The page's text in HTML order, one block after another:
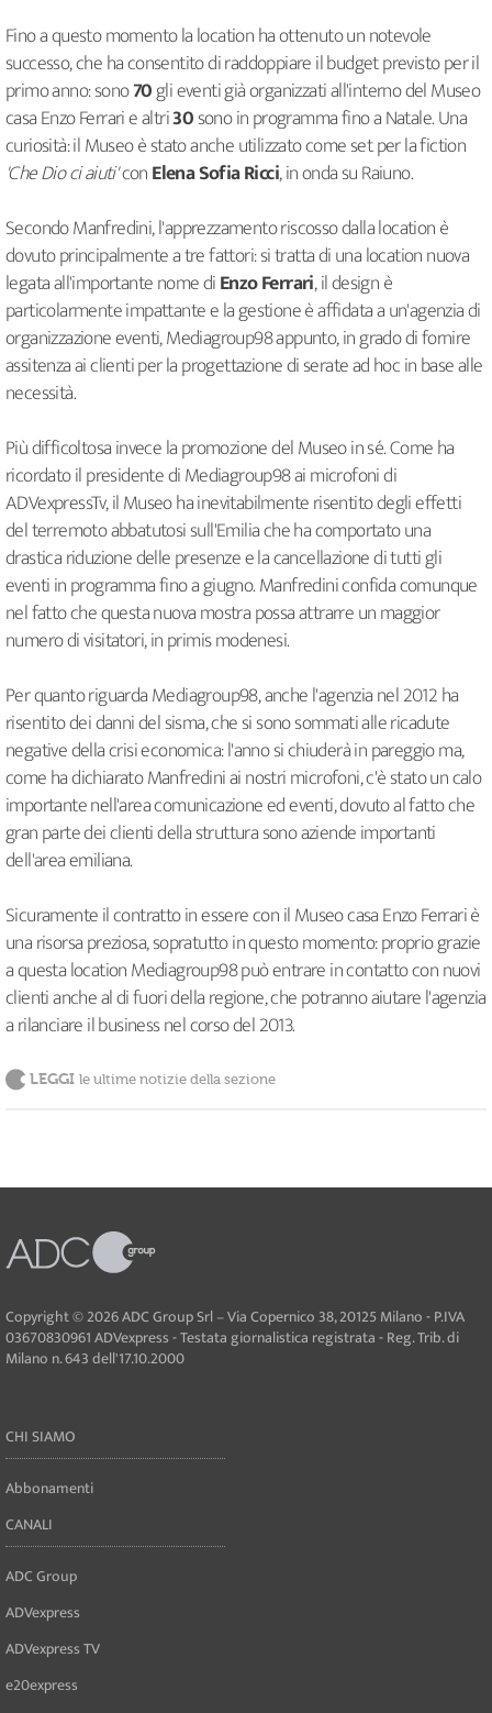
Fino a questo momento la location ha ottenuto un notevole
successo, che ha consentito di raddoppiare il budget previsto per il
primo anno: sono70gli eventi già organizzati all'interno del Museo
casa Enzo Ferrari e altri30sono in programma fino a Natale. Una
curiosità: il Museo è stato anche utilizzato come set per la fiction
'Che Dio ci aiuti'conElena Sofia Ricci, in onda su Raiuno.
Secondo Manfredini, l'apprezzamento riscosso dalla location è
dovuto principalmente a tre fattori: si tratta di una location nuova
legata all'importante nome diEnzo Ferrari, il design è
particolarmente impattante e la gestione è affidata a un'agenzia di
organizzazione eventi, Mediagroup98 appunto, in grado di fornire
assitenza ai clienti per la progettazione di serate ad hoc in base alle
necessità.
Più difficoltosa invece la promozione del Museo in sé. Come ha
ricordato il presidente di Mediagroup98 ai microfoni di
ADVexpressTv, il Museo ha inevitabilmente risentito degli effetti
del terremoto abbatutosi sull'Emilia che ha comportato una
drastica riduzione delle presenze e la cancellazione di tutti gli
eventi in programma fino a giugno. Manfredini confida comunque
nel fatto che questa nuova mostra possa attrarre un maggior
numero di visitatori, in primis modenesi.
Per quanto riguarda Mediagroup98, anche l'agenzia nel 2012 ha
risentito dei danni del sisma, che si sono sommati alle ricadute
negative della crisi economica: l'anno si chiuderà in pareggio ma,
come ha dichiarato Manfredini ai nostri microfoni, c'è stato un calo
importante nell'area comunicazione ed eventi, dovuto al fatto che
gran parte dei clienti della struttura sono aziende importanti
dell'area emiliana.
Sicuramente il contratto in essere con il Museo casa Enzo Ferrari è
una risorsa preziosa, sopratutto in questo momento: proprio grazie
a questa location Mediagroup98 può entrare in contatto con nuovi
clienti anche al di fuori della regione, che potranno aiutare l'agenzia
a rilanciare il business nel corso del 2013.
LEGGI le ultime notizie della sezione
Copyright © 2026 ADC Group Srl – Via Copernico 38, 20125 Milano - P.IVA
03670830961 ADVexpress - Testata giornalistica registrata - Reg. Trib. di
Milano n. 643 dell'17.10.2000
CHI SIAMO
Abbonamenti
CANALI
ADC Group
ADVexpress
ADVexpress TV
e20express